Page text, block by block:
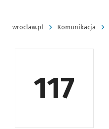
wroclaw.pl Komunikacja
117